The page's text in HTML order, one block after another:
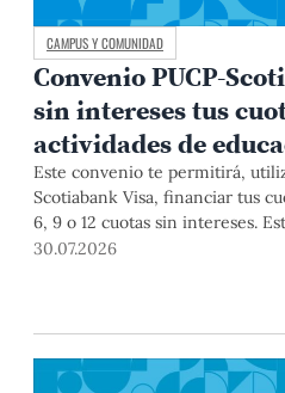
CAMPUS Y COMUNIDAD
Convenio PUCP-
sin intereses tus
actividades de
Este convenio te permitirá,
Scotiabank Visa, financiar tus
6, 9 o 12 cuotas sin intereses.
hasta el 31 de diciembre de
30.07.2026